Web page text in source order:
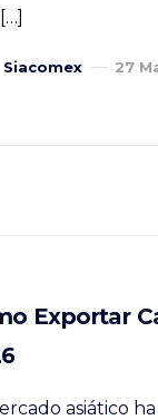
Siacomex 27
Exportar
asiático